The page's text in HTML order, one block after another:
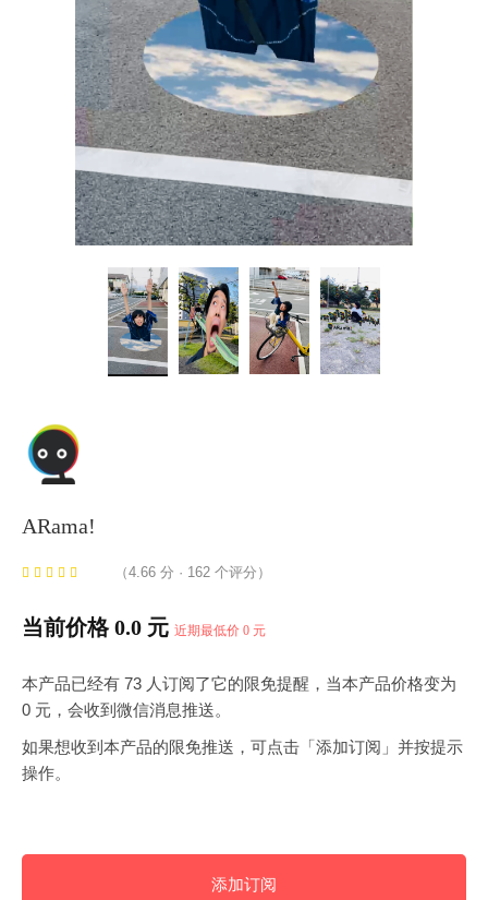
ARama!
（4.66 分 · 162 个评分）
当前价格 0.0 元 近期最低价 0 元
本产品已经有 73 人订阅了它的限免提醒，当本产品价格变为
0 元，会收到微信消息推送。
如果想收到本产品的限免推送，可点击「添加订阅」并按提示
操作。
添加订阅